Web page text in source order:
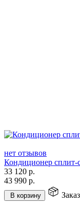
нет отзывов
Кондиционер сплит-
33 120 р.
43 990 р.
В корзину